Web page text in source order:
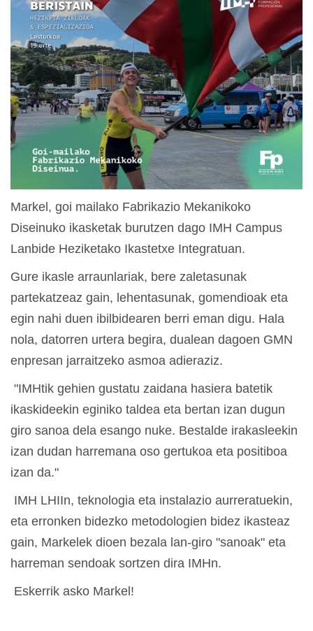
Markel, goi mailako Fabrikazio Mekanikoko
Diseinuko ikasketak burutzen dago IMH Campus
Lanbide Heziketako Ikastetxe Integratuan.
Gure ikasle arraunlariak, bere zaletasunak
partekatzeaz gain, lehentasunak, gomendioak eta
egin nahi duen ibilbidearen berri eman digu. Hala
nola, datorren urtera begira, dualean dagoen GMN
enpresan jarraitzeko asmoa adieraziz.
"IMHtik gehien gustatu zaidana hasiera batetik
ikaskideekin eginiko taldea eta bertan izan dugun
giro sanoa dela esango nuke. Bestalde irakasleekin
izan dudan harremana oso gertukoa eta positiboa
izan da."
IMH LHIIn, teknologia eta instalazio aurreratuekin,
eta erronken bidezko metodologien bidez ikasteaz
gain, Markelek dioen bezala lan-giro "sanoak" eta
harreman sendoak sortzen dira IMHn.
Eskerrik asko Markel!